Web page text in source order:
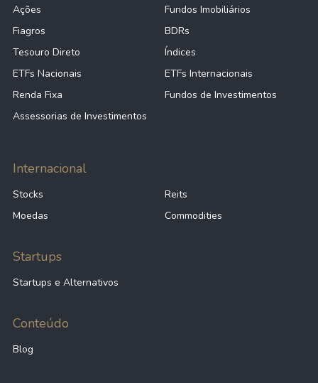
Ações
Fundos Imobiliários
Fiagros
BDRs
Tesouro Direto
Índices
ETFs Nacionais
ETFs Internacionais
Renda Fixa
Fundos de Investimentos
Assessorias de Investimentos
Internacional
Stocks
Reits
Moedas
Commodities
Startups
Startups e Alternativos
Conteúdo
Blog